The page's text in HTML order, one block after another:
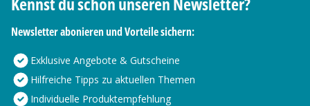
Newsletter abonieren und Vorteile sichern:
Exklusive Angebote & Gutscheine
Hilfreiche Tipps zu aktuellen Themen
Individuelle Produktempfehlung